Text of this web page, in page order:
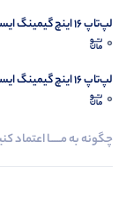
|RTX 4070 8GB
0
|RTX 4060 8GB
0
چگونه به مــــــا اعتماد